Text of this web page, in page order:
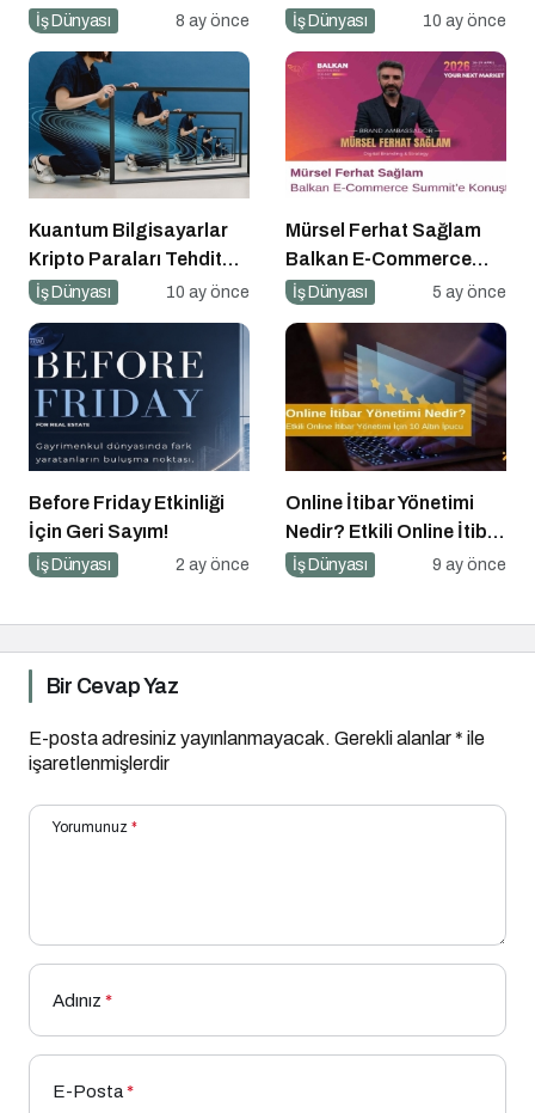
İpucu
İş Dünyası 8 ay önce
Partneri Ne Demek?
İş Dünyası 10 ay önce
Kuantum Bilgisayarlar
Kripto Paraları Tehdit
Eder mi?
İş Dünyası 10 ay önce
Mürsel Ferhat Sağlam
Balkan E-Commerce
Summit’e Konuştu
İş Dünyası 5 ay önce
Before Friday Etkinliği
İçin Geri Sayım!
İş Dünyası 2 ay önce
Online İtibar Yönetimi
Nedir? Etkili Online İtibar
Yönetimi İçin 10 Altın
İş Dünyası 9 ay önce
Bir Cevap Yaz
E-posta adresiniz yayınlanmayacak. Gerekli alanlar* ile
işaretlenmişlerdir
Yorumunuz *
Adınız *
E-Posta*